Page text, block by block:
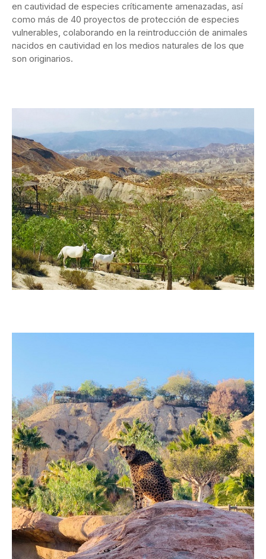
en cautividad de especies críticamente amenazadas, así
como más de 40 proyectos de protección de especies
vulnerables, colaborando en la reintroducción de animales
nacidos en cautividad en los medios naturales de los que
son originarios.